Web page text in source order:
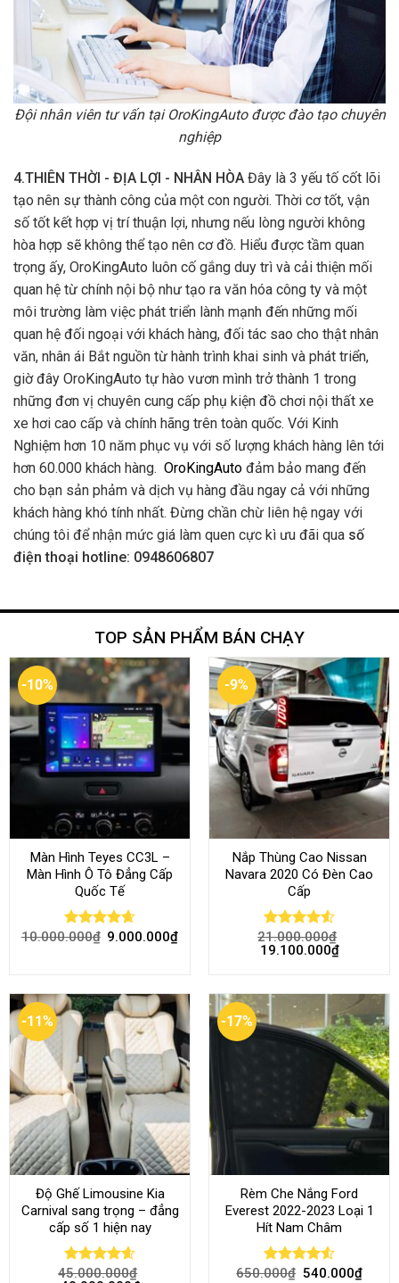
Đội nhân viên tư vấn tại OroKingAuto được đào tạo chuyên
nghiệp
4.THIÊN THỜI - ĐỊA LỢI - NHÂN HÒA Đây là 3 yếu tố cốt lõi
tạo nên sự thành công của một con người. Thời cơ tốt, vận
số tốt kết hợp vị trí thuận lợi, nhưng nếu lòng người không
hòa hợp sẽ không thể tạo nên cơ đồ. Hiểu được tầm quan
trọng ấy, OroKingAuto luôn cố gắng duy trì và cải thiện mối
quan hệ từ chính nội bộ như tạo ra văn hóa công ty và một
môi trường làm việc phát triển lành mạnh đến những mối
quan hệ đối ngoại với khách hàng, đối tác sao cho thật nhân
văn, nhân ái Bắt nguồn từ hành trình khai sinh và phát triển,
giờ đây OroKingAuto tự hào vươn mình trở thành 1 trong
những đơn vị chuyên cung cấp phụ kiện đồ chơi nội thất xe
xe hơi cao cấp và chính hãng trên toàn quốc. Với Kinh
Nghiệm hơn 10 năm phục vụ với số lượng khách hàng lên tới
hơn 60.000 khách hàng. OroKingAuto đảm bảo mang đến
cho bạn sản phảm và dịch vụ hàng đầu ngay cả với những
khách hàng khó tính nhất. Đừng chần chừ liên hệ ngay với
chúng tôi để nhận mức giá làm quen cực kì ưu đãi qua số
điện thoại hotline: 0948606807
TOP SẢN PHẨM BÁN CHẠY
-10%
Màn Hình Teyes CC3L –
Màn Hình Ô Tô Đẳng Cấp
Quốc Tế
Rated 4.68
10.000.000₫ 9.000.000₫
-9%
Nắp Thùng Cao Nissan
Navara 2020 Có Đèn Cao
Cấp
Rated4.52
out of 5
21.000.000₫
19.100.000₫
-11%
Độ Ghế Limousine Kia
Carnival sang trọng – đẳng
cấp số 1 hiện nay
Rated4.58
45.000.000₫
-17%
Rèm Che Nắng Ford
Everest 2022-2023 Loại 1
Hít Nam Châm
Rated4.51
650.000₫ 540.000₫